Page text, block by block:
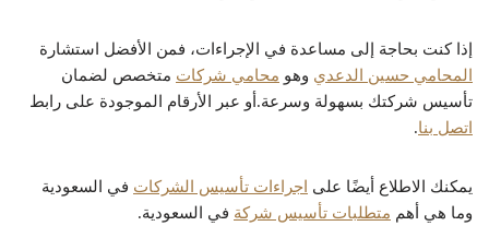
إذا كنت بحاجة إلى مساعدة في الإجراءات، فمن الأفضل استشارة
المحامي حسين الدعدي وهو محامي شركات متخصص لضمان
تأسيس شركتك بسهولة وسرعة.أو عبر الأرقام الموجودة على رابط
اتصل بنا.
يمكنك الاطلاع أيضًا على اجراءات تأسيس الشركات في السعودية
وما هي أهم متطلبات تأسيس شركة في السعودية.